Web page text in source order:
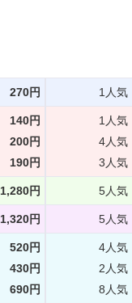
270円 1人気
140円
1人気
200円
4人気
190円 3人気
1,280円 5人気
1,320円 5人気
520円
4人気
430円
2人気
690円 8人気